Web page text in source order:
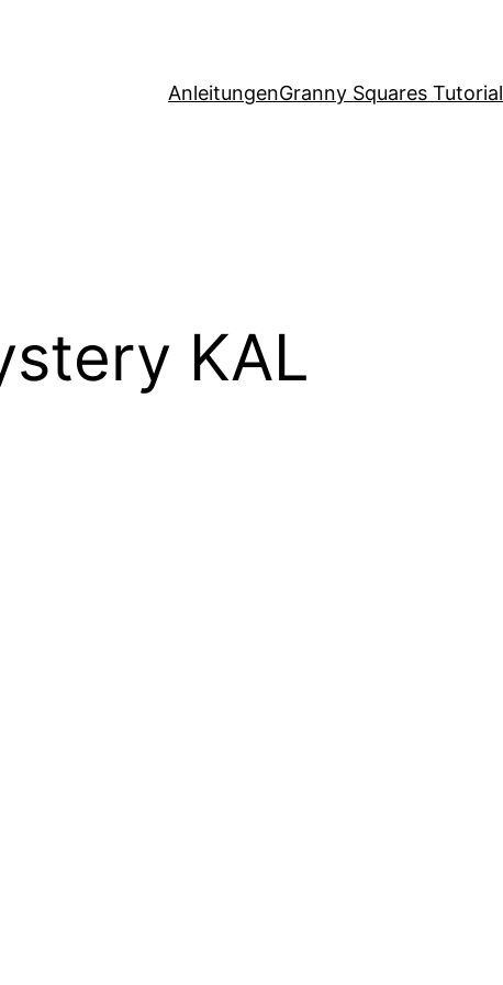
AnleitungenGranny Squares Tutorial
KAL